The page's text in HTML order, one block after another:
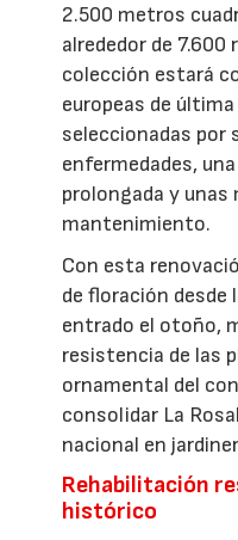
2.500 metros
alrededor de 7.600
colección estará
europeas de
seleccionadas por
enfermedades,
prolongada y unas
mantenimiento.
Con esta
de floración desde
entrado el otoño,
resistencia de las
ornamental del
consolidar La
nacional en
Rehabilitación
histórico